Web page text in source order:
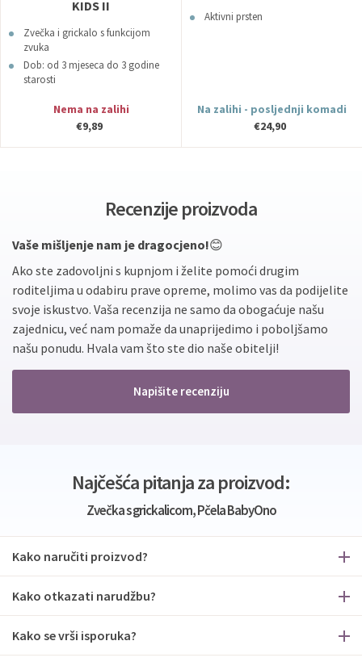
KIDS II
Zvečka i grickalo s funkcijom
zvuka
Dob: od 3 mjeseca do 3 godine
starosti
Nema na zalihi
€9,89
Aktivni prsten
Na zalihi - posljednji komadi
€24,90
Recenzije proizvoda
Vaše mišljenje nam je dragocjeno!😊
Ako ste zadovoljni s kupnjom i želite pomoći drugim
roditeljima u odabiru prave opreme, molimo vas da podijelite
svoje iskustvo. Vaša recenzija ne samo da obogaćuje našu
zajednicu, već nam pomaže da unaprijedimo i poboljšamo
našu ponudu. Hvala vam što ste dio naše obitelji!
Napišite recenziju
Najčešća pitanja za proizvod:
Zvečka s grickalicom, Pčela BabyOno
Kako naručiti proizvod?
Kako otkazati narudžbu?
Kako se vrši isporuka?